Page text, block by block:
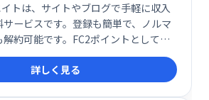
トは、サイトやブログで手軽に収入
サービスです。登録も簡単で、ノルマ
約可能です。FC2ポイントとして利
元率が魅力。アダルト広告の取り扱い
に始められるアフィリエイトプログ
方に最適です。
詳しく見る